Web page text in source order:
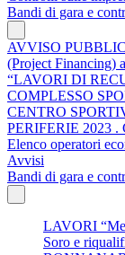
Bandi di gara e
AVVISO
(Project Financing)
“LAVORI DI
COMPLESSO
CENTRO
PERIFERIE 2023 .
Elenco operatori
Avvisi
Bandi di gara e
LAVORI
Soro e